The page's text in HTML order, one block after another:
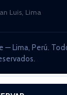
Luis, Lima
Lima, Perú.